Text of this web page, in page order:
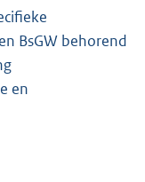
BsGW behorend
en